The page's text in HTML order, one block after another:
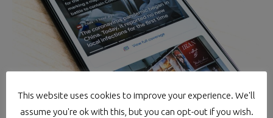
Moneris en los medios de
This website uses cookies to improve your experience. We'll
assume you're ok with this, but you can opt-out if you wish.